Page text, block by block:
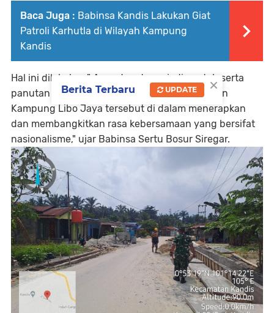
Baca Juga : Babinsa Kandis Lakukan Giat
Patroli Karhutla di Wilayah Kampung
Kandis
Hal ini dilakukan," Agar dapat menjadi contoh serta
panutan kepada warga yang ada di lingkungan
Kampung Libo Jaya tersebut di dalam menerapkan
dan membangkitkan rasa kebersamaan yang bersifat
nasionalisme," ujar Babinsa Sertu Bosur Siregar.
×
Berita Terbaru UPDATE